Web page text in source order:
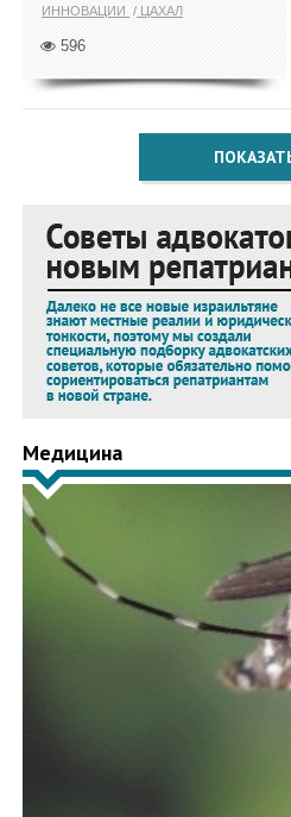
ИННОВАЦИИ ЦАХАЛ
596
Медицина